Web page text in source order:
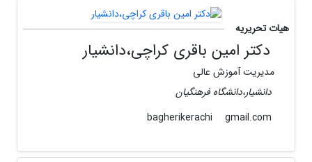
هیات تحریریه
دکتر امین باقری کراچی،دانشیار
مدیریت آموزش عالی
دانشیار،دانشگاه فرهنگیان
gmail.com